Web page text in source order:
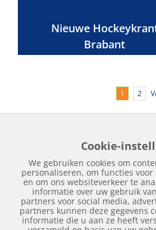
Nieuwe
Brabant
1 2
Over Hockeykrant
Nieuws
Cookie-
We gebruiken cookies om
personaliseren, om functies
en om ons websiteverkeer te
informatie over uw gebruik
partners voor social media,
partners kunnen deze gegevens
informatie die u aan ze heeft